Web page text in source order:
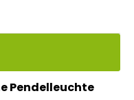
Pendelleuchte